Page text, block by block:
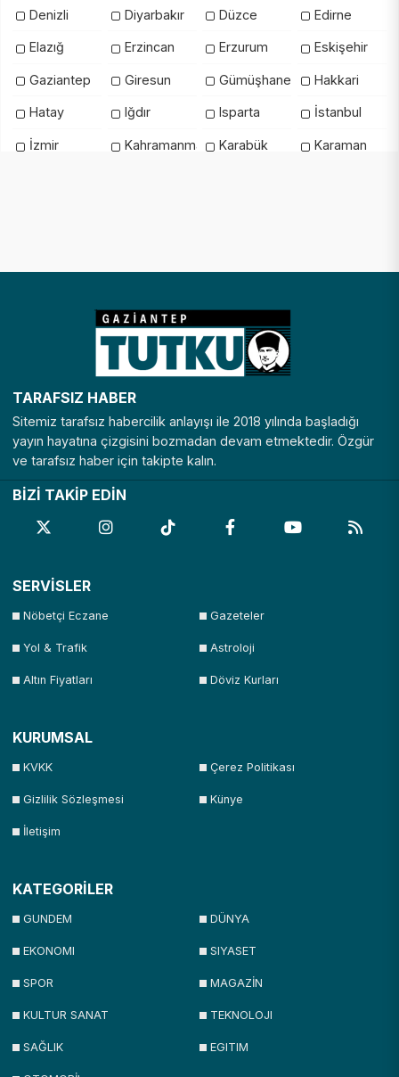
Denizli Diyarbakır Düzce Edirne
Elazığ Erzincan Erzurum Eskişehir
Gaziantep Giresun Gümüşhane Hakkari
Hatay Iğdır Isparta İstanbul
İzmir KahramanmaraşKarabük Karaman
Mardin Mersin Muğla Muş
Niğde Ordu
Sakarya Samsun
Sinop Şırnak
Tekirdağ Tokat
Uşak Van Yalova Yozgat
TARAFSIZ HABER
Sitemiz tarafsız habercilik anlayışı ile 2018 yılında başladığı
yayın hayatına çizgisini bozmadan devam etmektedir. Özgür
ve tarafsız haber için takipte kalın.
BİZİ TAKİP EDİN
SERVİSLER
Nöbetçi Eczane Gazeteler
Yol & Trafik Astroloji
Altın Fiyatları Döviz Kurları
KURUMSAL
KVKK Çerez Politikası
Gizlilik Sözleşmesi Künye
İletişim
KATEGORİLER
GUNDEM DÜNYA
EKONOMI SIYASET
SPOR MAGAZİN
KULTUR SANAT TEKNOLOJI
SAĞLIK EGITIM